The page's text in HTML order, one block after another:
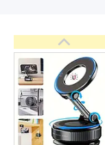
Студійні
Студійне світло
Лампи для
імпульсного
Набори
фото і відео